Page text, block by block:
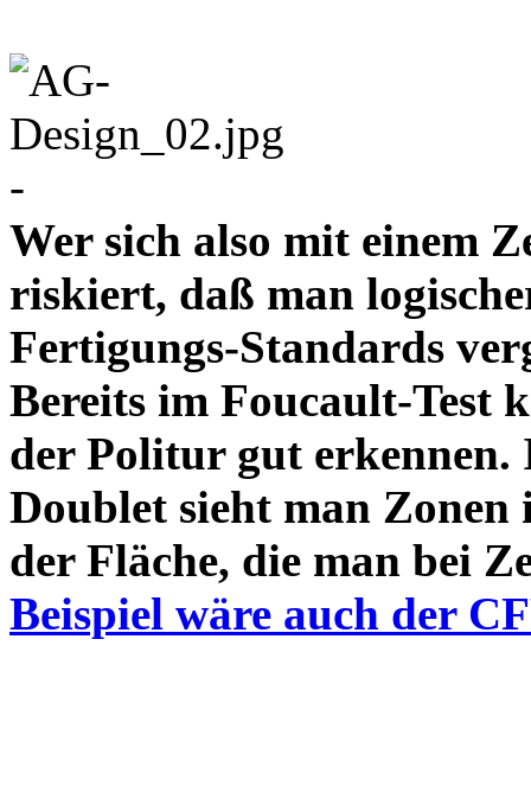
-
Wer sich also mit einem
riskiert, daß man
Fertigungs-Standards
Bereits im Foucault-Test
der Politur gut
Doublet sieht man Zonen
der Fläche, die man bei
Beispiel wäre auch der